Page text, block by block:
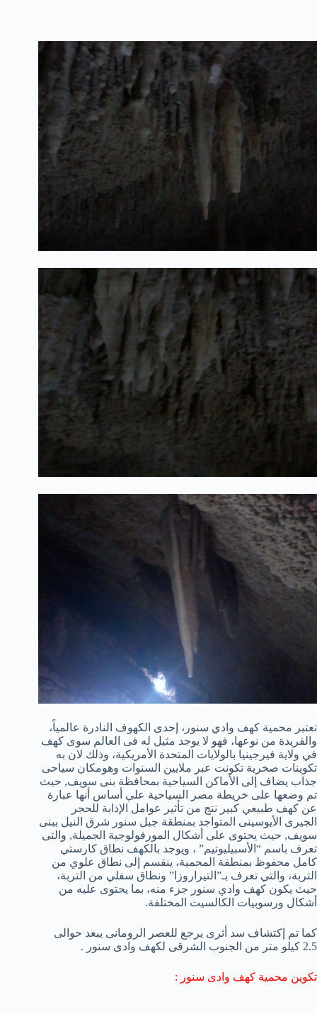
تعتبر محمية كهف وادي سنور، إحدى الكهوف النادرة عالمياً،
والفريدة من نوعها، فهو لا يوجد مثيل له فى العالم سوى كهف
في ولاية فيرجينيا بالولايات المتحدة الأمريكية، وذلك لان به
تكوينات صخرية تكونت عبر ملايين السنوات وهومكان سياحى
جذاب يضاف إلى الأماكن السياحية بمحافظة بنى سويف, حيث
تم وضعها على خريطة مصر السياحية علي أساس أنها عبارة
عن كهف طبيعي كبير نتج من تأثير عوامل الإذابة للحجر
الجيرى الأيوسينى المتواجد بمنطقة جبل سنور شرق النيل ببنى
سويف, حيث يحتوى على أشكال المورفولوجية الجميلة, والتى
تعرف باسم “الأسبيليوتيم” ، ويوجد بالكهف نطاق كارستي
كامل محفوظ بمنطقة المحمية، ينقسم إلى نطاق علوي من
التربة، والتي تعرف بـ”التيراروزا” ونطاق سفلي من التربة،
حيث يكون كهف وادي سنور جزء منه، بما يحتوى عليه من
أشكال ورسوبيات الكالسيت المختلفة.
كما تم إكتشاف سد أثرى يرجع للعصر الرومانى يبعد حوالى
2.5 كيلو متر من الجنوب الشرقى لكهف وادى سنور .
تكوين محمية كهف وادى سنور :